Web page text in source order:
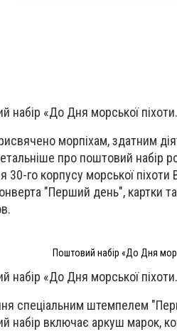
набір «До Дня морської
морпіхам, здатним
про поштовий набір
30-го корпусу морської
"Перший день", картки
Поштовий набір «До Дня
набір «До Дня морської
спеціальним штемпелем
набір включає аркуш марок,